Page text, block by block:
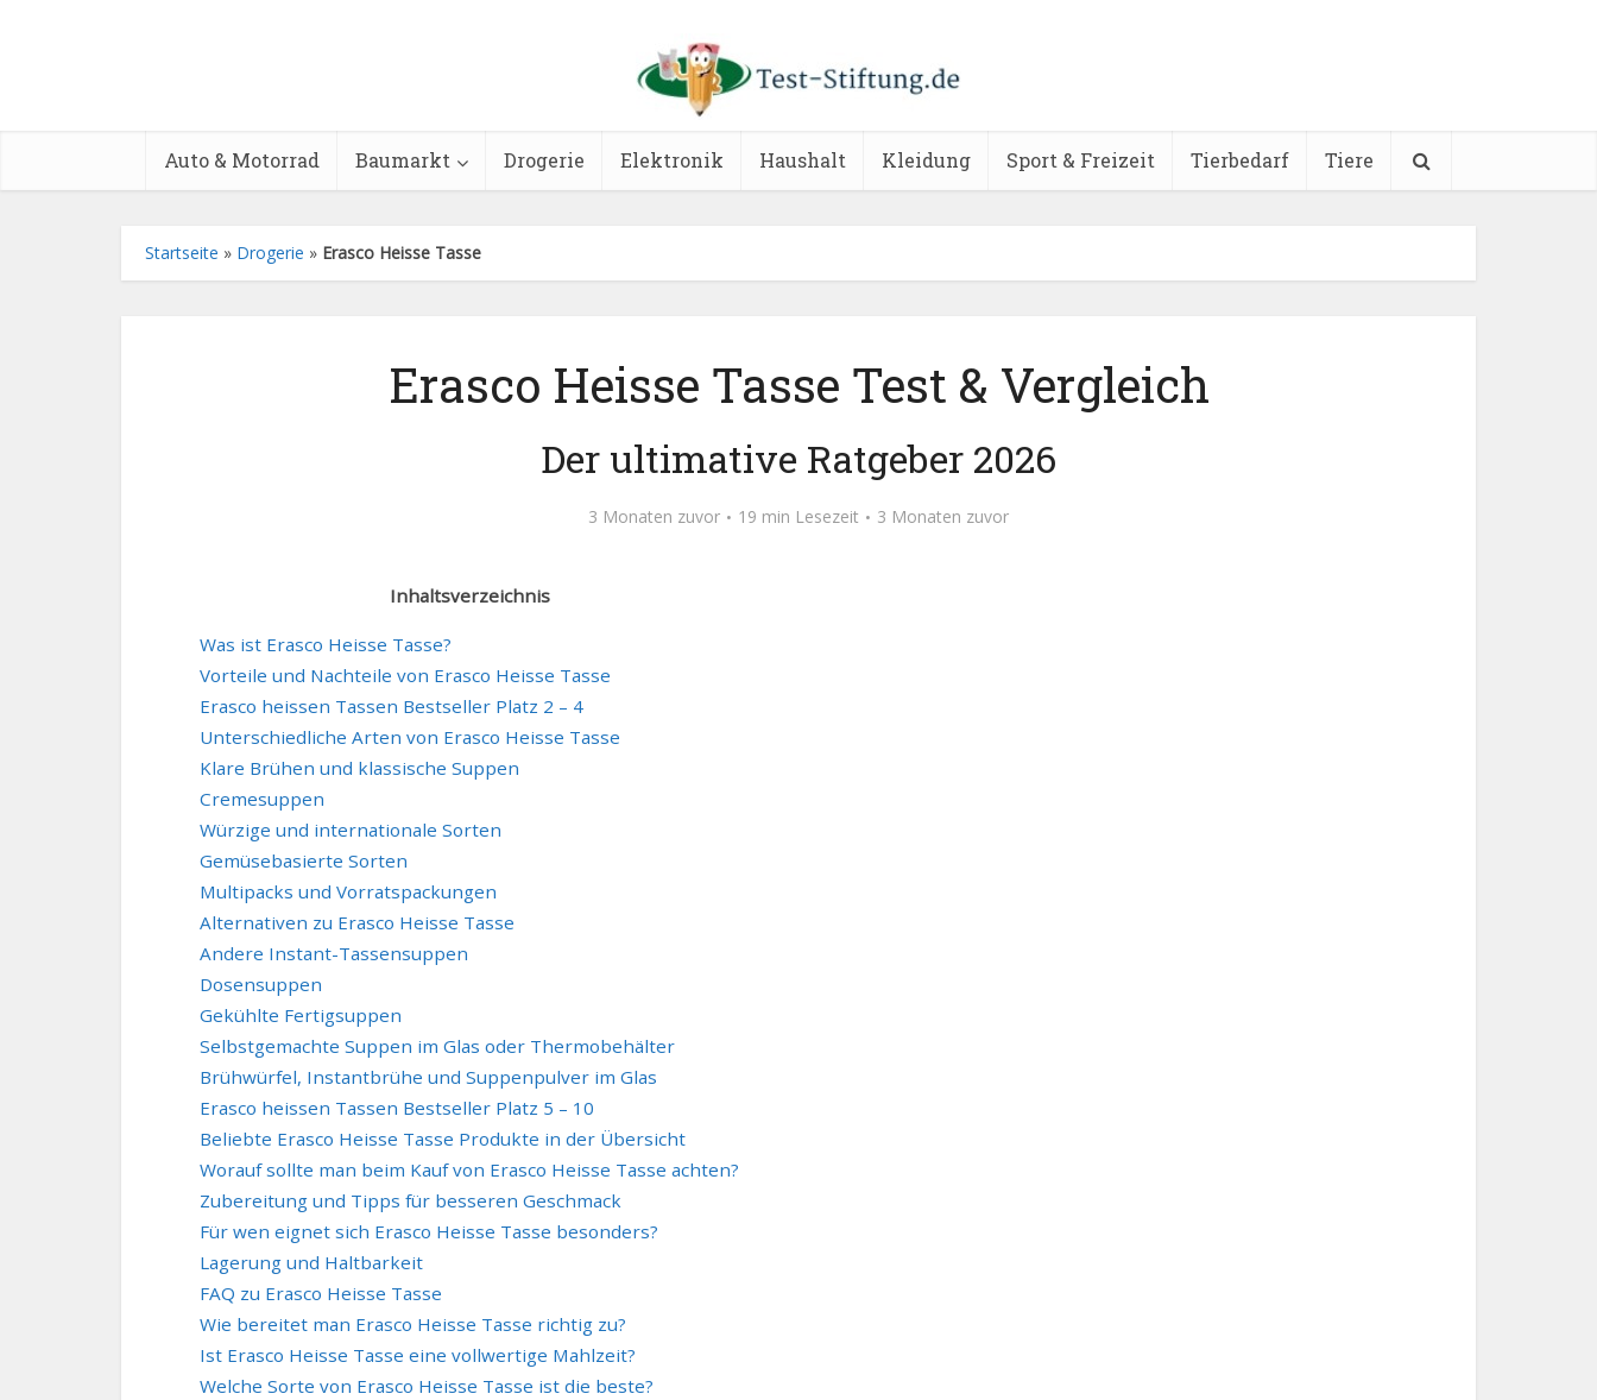
Auto & Motorrad Baumarkt Drogerie Elektronik Haushalt Kleidung Sport & Freizeit Tierbedarf Tiere
Startseite » Drogerie » Erasco Heisse Tasse
Erasco Heisse Tasse Test & Vergleich
Der ultimative Ratgeber 2026
3 Monaten zuvor 19 min Lesezeit 3 Monaten zuvor
Inhaltsverzeichnis
Was ist Erasco Heisse Tasse?
Vorteile und Nachteile von Erasco Heisse Tasse
Erasco heissen Tassen Bestseller Platz 2 – 4
Unterschiedliche Arten von Erasco Heisse Tasse
Klare Brühen und klassische Suppen
Cremesuppen
Würzige und internationale Sorten
Gemüsebasierte Sorten
Multipacks und Vorratspackungen
Alternativen zu Erasco Heisse Tasse
Andere Instant-Tassensuppen
Dosensuppen
Gekühlte Fertigsuppen
Selbstgemachte Suppen im Glas oder Thermobehälter
Brühwürfel, Instantbrühe und Suppenpulver im Glas
Erasco heissen Tassen Bestseller Platz 5 – 10
Beliebte Erasco Heisse Tasse Produkte in der Übersicht
Worauf sollte man beim Kauf von Erasco Heisse Tasse achten?
Zubereitung und Tipps für besseren Geschmack
Für wen eignet sich Erasco Heisse Tasse besonders?
Lagerung und Haltbarkeit
FAQ zu Erasco Heisse Tasse
Wie bereitet man Erasco Heisse Tasse richtig zu?
Ist Erasco Heisse Tasse eine vollwertige Mahlzeit?
Welche Sorte von Erasco Heisse Tasse ist die beste?